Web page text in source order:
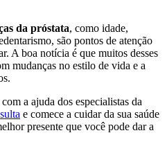
da próstata, como idade,
são pontos de atenção
A boa notícia é que muitos desses
mudanças no estilo de vida e a
a ajuda dos especialistas da
e comece a cuidar da sua saúde
presente que você pode dar a